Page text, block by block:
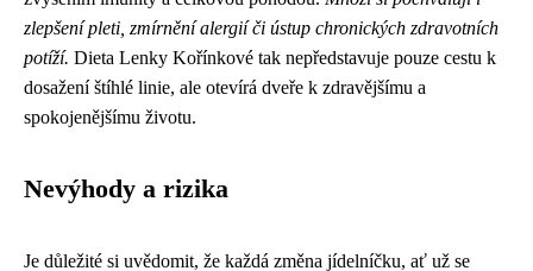
zlepšení pleti, zmírnění alergií či ústup chronických zdravotních
potíží. Dieta Lenky Kořínkové tak nepředstavuje pouze cestu k
dosažení štíhlé linie, ale otevírá dveře k zdravějšímu a
spokojenějšímu životu.
Nevýhody a rizika
Je důležité si uvědomit, že každá změna jídelníčku, ať už se